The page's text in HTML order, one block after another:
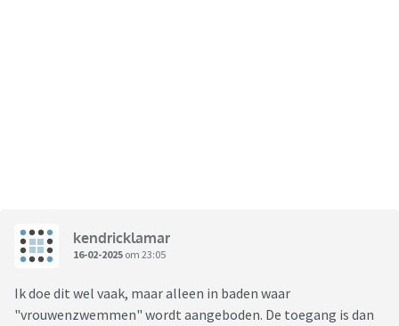
kendricklamar
16-02-2025 om 23:05
Ik doe dit wel vaak, maar alleen in baden waar
"vrouwenzwemmen" wordt aangeboden. De toegang is dan